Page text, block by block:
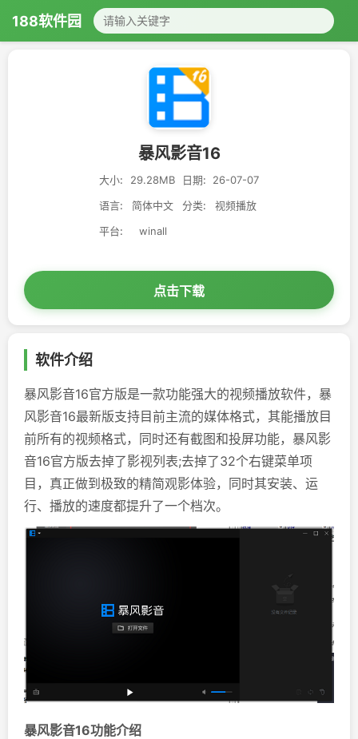
188软件园
暴风影音16
大小: 29.28MB 日期:
26-07-07
语言:
简体中文 分类:
视频播放
平台:
winall
点击下载
软件介绍
暴风影音16官方版是一款功能强大的视频播放软件，暴
风影音16最新版支持目前主流的媒体格式，其能播放目
前所有的视频格式，同时还有截图和投屏功能，暴风影
音16官方版去掉了影视列表;去掉了32个右键菜单项
目，真正做到极致的精简观影体验，同时其安装、运
行、播放的速度都提升了一个档次。
暴风影音16功能介绍